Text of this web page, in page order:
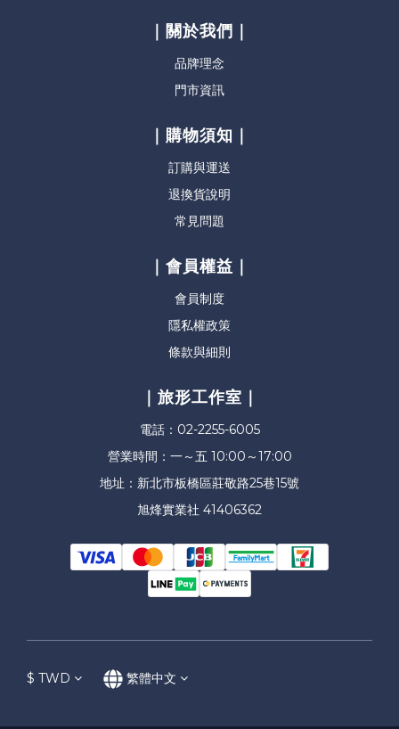
｜關於我們｜
品牌理念
門市資訊
｜購物須知｜
訂購與運送
退換貨說明
常見問題
｜會員權益｜
會員制度
隱私權政策
條款與細則
｜旅形工作室｜
電話：02-2255-6005
營業時間：一～五 10:00～17:00
地址：新北市板橋區莊敬路25巷15號
旭烽實業社 41406362
$ TWD 繁體中文